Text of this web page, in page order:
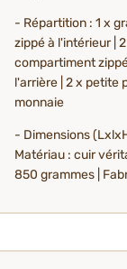
- Répartition : 1 x
zippé à l'intérieur |
compartiment
l'arrière | 2 x petite
monnaie
- Dimensions
Matériau : cuir
850 grammes |